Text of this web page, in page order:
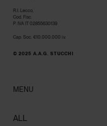
R.I. Lecco,
Cod. Fisc.
P. IVA IT 02855630139
Cap. Soc. €10.000.000 i.v.
© 2025 A.A.G. STUCCHI
MENU
ALL